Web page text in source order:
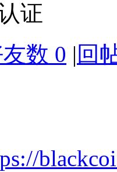
证
数 0 | 回